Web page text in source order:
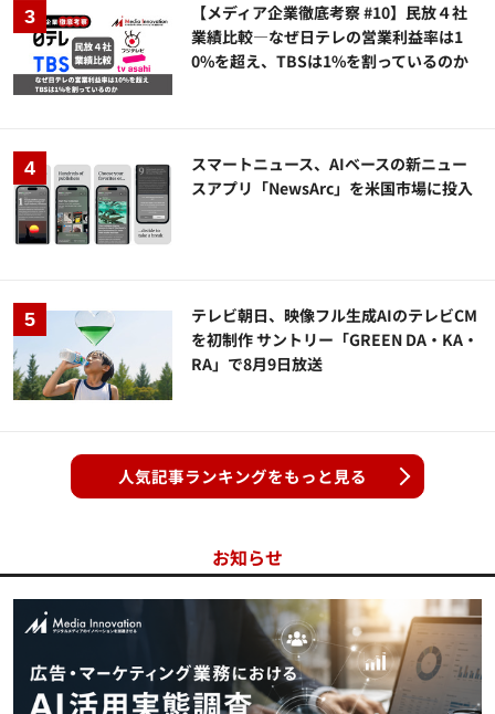
【メディア企業徹底考察 #10】民放４社
業績比較―なぜ日テレの営業利益率は1
0%を超え、TBSは1%を割っているのか
スマートニュース、AIベースの新ニュー
スアプリ「NewsArc」を米国市場に投入
テレビ朝日、映像フル生成AIのテレビCM
を初制作 サントリー「GREEN DA・KA・
RA」で8月9日放送
人気記事ランキングをもっと見る
お知らせ